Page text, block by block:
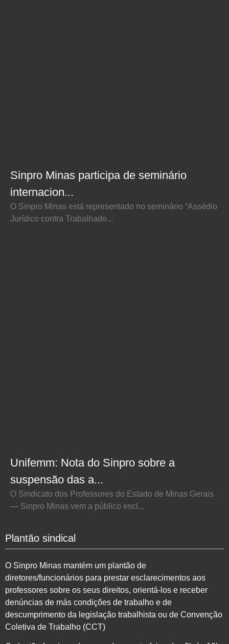
Sinpro Minas participa de seminário
internacion...
O Sinpro Minas está representado no seminário “Assédio
Jurídico contra Trabalhado...
Unifemm: Nota do Sinpro sobre a
suspensão das a...
O Sindicato dos Professores do Estado de Minas Gerais
— Sinpro Minas vem a público escl...
Plantão sindical
O Sinpro Minas mantém um plantão de
diretores/funcionários para prestar esclarecimentos aos
professores sobre os seus direitos, orientá-los e receber
denúncias de más condições de trabalho e de
descumprimento da legislação trabalhista ou de Convenção
Coletiva de Trabalho (CCT)